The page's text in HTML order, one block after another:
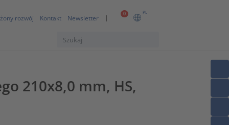
0 PL
rozwój Kontakt Newsletter
210x8,0 mm, HS,